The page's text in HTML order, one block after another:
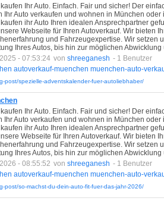
Ihr Auto. Einfach. Fair und sicher! Der
Ihr Auto verkaufen und wohnen in München
ihr Auto Ihren idealen Ansprechpartner
Webseite für Ihren Autoverkauf. Wir bieten
und Fahrzeugexpertise. Wir setzen
Ihres Autos, bis hin zur möglichen Abwicklung
- 07:53:24 von shreeganesh - 1 Benutzer
autoverkauf-muenchen muenchen-auto-
post/spezielle-adventskalender-fuer-autoliebhaber/
Ihr Auto. Einfach. Fair und sicher! Der
Ihr Auto verkaufen und wohnen in München
ihr Auto Ihren idealen Ansprechpartner
Webseite für Ihren Autoverkauf. Wir bieten
und Fahrzeugexpertise. Wir setzen
Ihres Autos, bis hin zur möglichen Abwicklung
- 08:55:52 von shreeganesh - 1 Benutzer
autoverkauf-muenchen muenchen-auto-
post/so-machst-du-dein-auto-fit-fuer-das-jahr-2026/